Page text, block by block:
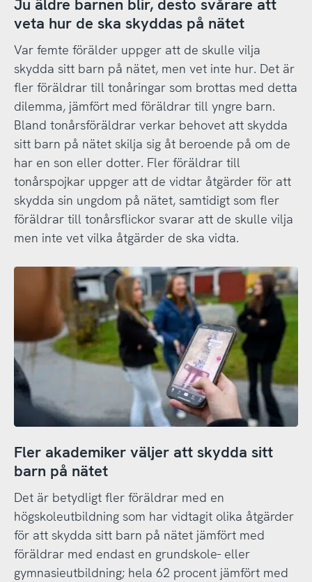
Ju äldre barnen blir, desto svårare att
veta hur de ska skyddas på nätet
Var femte förälder uppger att de skulle vilja
skydda sitt barn på nätet, men vet inte hur. Det är
fler föräldrar till tonåringar som brottas med detta
dilemma, jämfört med föräldrar till yngre barn.
Bland tonårsföräldrar verkar behovet att skydda
sitt barn på nätet skilja sig åt beroende på om de
har en son eller dotter. Fler föräldrar till
tonårspojkar uppger att de vidtar åtgärder för att
skydda sin ungdom på nätet, samtidigt som fler
föräldrar till tonårsflickor svarar att de skulle vilja
men inte vet vilka åtgärder de ska vidta.
Fler akademiker väljer att skydda sitt
barn på nätet
Det är betydligt fler föräldrar med en
högskoleutbildning som har vidtagit olika åtgärder
för att skydda sitt barn på nätet jämfört med
föräldrar med endast en grundskole- eller
gymnasieutbildning; hela 62 procent jämfört med